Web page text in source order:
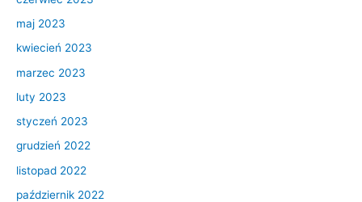
maj 2023
kwiecień 2023
marzec 2023
luty 2023
styczeń 2023
grudzień 2022
listopad 2022
październik 2022